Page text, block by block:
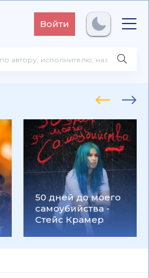
Войти
50 дней до моего
самоубийства -
Стейс Крамер